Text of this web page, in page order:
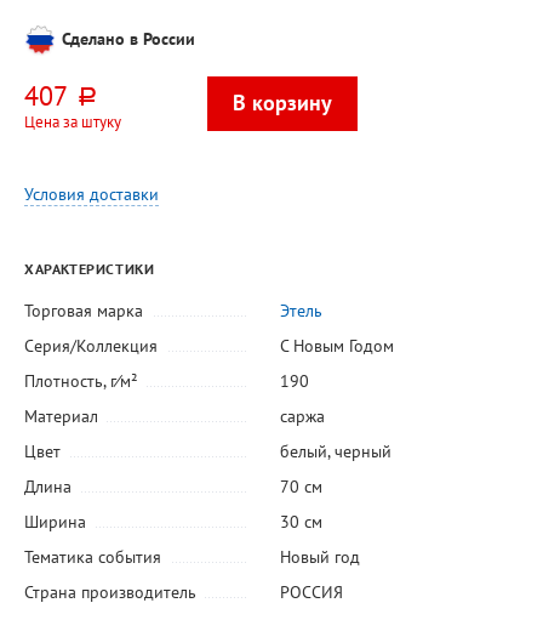
Сделано в России
407 руб.
Цена за штуку
Условия доставки
ХАРАКТЕРИСТИКИ
Торговая марка
Этель
Серия/Коллекция
С Новым Годом
Плотность, г⁄м²
190
Материал
саржа
Цвет
белый,черный
Длина
70 см
Ширина
30 см
Тематика события
Новый год
Страна производитель
РОССИЯ